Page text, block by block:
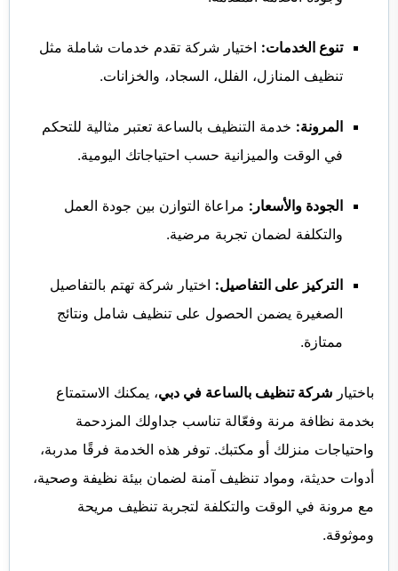
تنوع الخدمات: اختيار شركة تقدم خدمات شاملة مثل
تنظيف المنازل، الفلل، السجاد، والخزانات.
المرونة: خدمة التنظيف بالساعة تعتبر مثالية للتحكم
في الوقت والميزانية حسب احتياجاتك اليومية.
الجودة والأسعار: مراعاة التوازن بين جودة العمل
والتكلفة لضمان تجربة مرضية.
التركيز على التفاصيل: اختيار شركة تهتم بالتفاصيل
الصغيرة يضمن الحصول على تنظيف شامل ونتائج
ممتازة.
باختيار شركة تنظيف بالساعة في دبي، يمكنك الاستمتاع
بخدمة نظافة مرنة وفعّالة تناسب جداولك المزدحمة
واحتياجات منزلك أو مكتبك. توفر هذه الخدمة فرقًا مدربة،
أدوات حديثة، ومواد تنظيف آمنة لضمان بيئة نظيفة وصحية،
مع مرونة في الوقت والتكلفة لتجربة تنظيف مريحة
وموثوقة.